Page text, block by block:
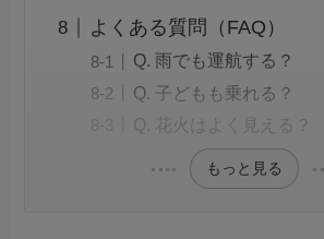
よくある質問（FAQ）
Q. 雨でも運航する？
Q. 子どもも乗れる？
Q. 花火はよく見える？
もっと見る